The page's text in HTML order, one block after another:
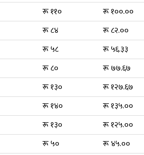
रू ११०
रू १००.००
रू ८४
रू ८२.००
रू ५८
रू ५६.३३
रू ८०
रू ७७.६७
रू १३०
रू १२७.६७
रू १४०
रू १३५.००
रू १३०
रू १२५.००
रू ५०
रू ४५.००